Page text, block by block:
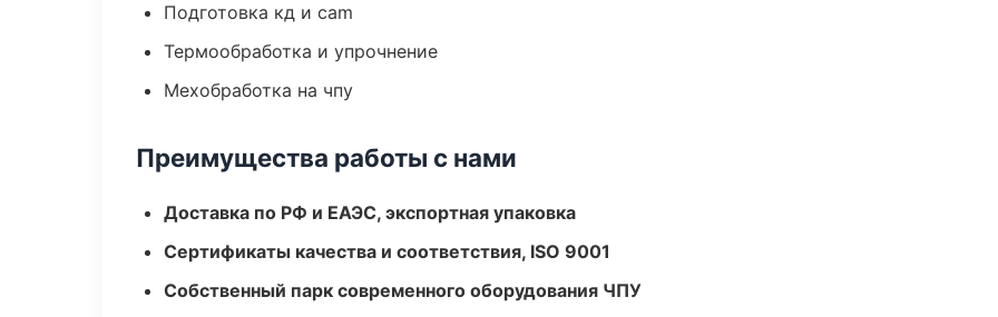
Подготовка кд и cam
Термообработка и упрочнение
Мехобработка на чпу
Преимущества работы с нами
Доставка по РФ и ЕАЭС, экспортная упаковка
Сертификаты качества и соответствия, ISO 9001
Собственный парк современного оборудования ЧПУ